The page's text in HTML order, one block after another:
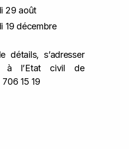
29 août
19 décembre
détails, s’adresser
à l’Etat civil de
15 19